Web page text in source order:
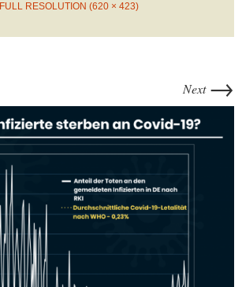
FULL RESOLUTION (620 × 423)
Next →